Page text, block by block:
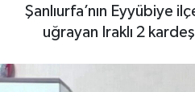
Şanlıurfa’nın Eyyübiye
uğrayan Iraklı 2
SPOR
Tüm Manşetler